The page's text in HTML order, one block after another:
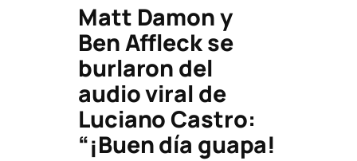
Matt Damon y
Ben Affleck se
burlaron del
audio viral de
Luciano Castro:
“¡Buen día guapa!